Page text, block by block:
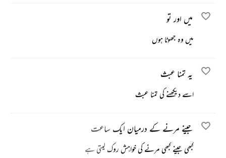
میں اور تو
میں وہ جھوٹا ہوں
یہ تمنا عبث
اسے دیکھنے کی تمنا عبث
جینے مرنے کے درمیان ایک ساعت
کبھی جینے کبھی مرنے کی خواہش روک لیتی ہے